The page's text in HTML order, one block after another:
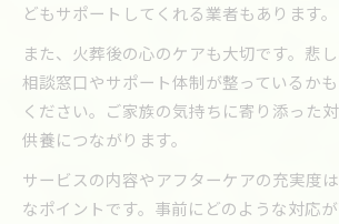
どもサポートしてくれる業者もあります。
また、火葬後の心のケアも大切です。悲し
相談窓口やサポート体制が整っているか
ください。ご家族の気持ちに寄り添った
供養につながります。
サービスの内容やアフターケアの充実度
なポイントです。事前にどのような対応が